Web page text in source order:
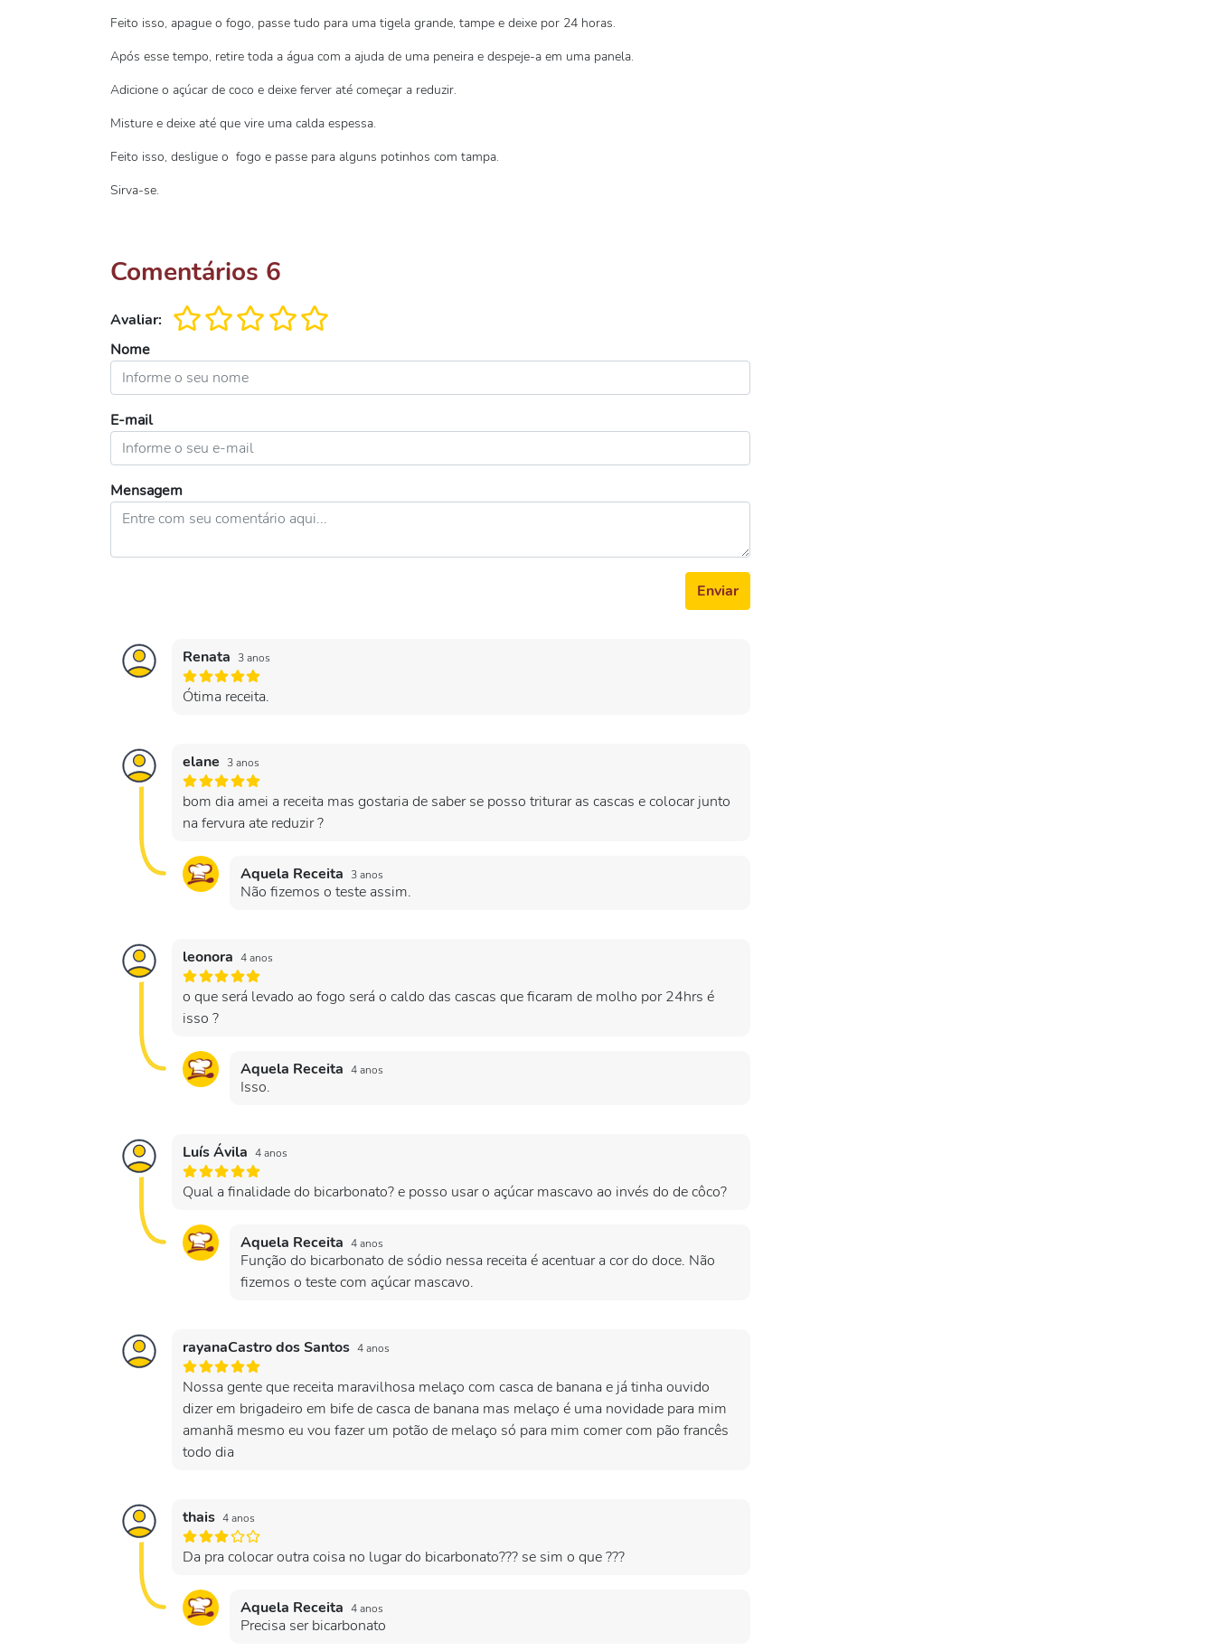
Feito isso, apague o fogo, passe tudo para uma tigela grande, tampe e deixe por 24 horas.
Após esse tempo, retire toda a água com a ajuda de uma peneira e despeje-a em uma panela.
Adicione o açúcar de coco e deixe ferver até começar a reduzir.
Misture e deixe até que vire uma calda espessa.
Feito isso, desligue o fogo e passe para alguns potinhos com tampa.
Sirva-se.
Comentários 6
Avaliar:
Nome
E-mail
Mensagem
Enviar
Renata 3 anos
Ótima receita.
elane 3 anos
bom dia amei a receita mas gostaria de saber se posso triturar as cascas e colocar junto
na fervura ate reduzir ?
Aquela Receita 3 anos
Não fizemos o teste assim.
leonora 4 anos
o que será levado ao fogo será o caldo das cascas que ficaram de molho por 24hrs é
isso ?
Aquela Receita 4 anos
Isso.
Luís Ávila 4 anos
Qual a finalidade do bicarbonato? e posso usar o açúcar mascavo ao invés do de côco?
Aquela Receita 4 anos
Função do bicarbonato de sódio nessa receita é acentuar a cor do doce. Não
fizemos o teste com açúcar mascavo.
rayanaCastro dos Santos 4 anos
Nossa gente que receita maravilhosa melaço com casca de banana e já tinha ouvido
dizer em brigadeiro em bife de casca de banana mas melaço é uma novidade para mim
amanhã mesmo eu vou fazer um potão de melaço só para mim comer com pão francês
todo dia
thais 4 anos
Da pra colocar outra coisa no lugar do bicarbonato??? se sim o que ???
Aquela Receita 4 anos
Precisa ser bicarbonato